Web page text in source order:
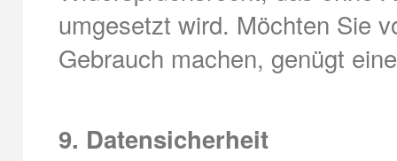
umgesetzt wird. Möchten Sie
Gebrauch machen, genügt
9. Datensicherheit